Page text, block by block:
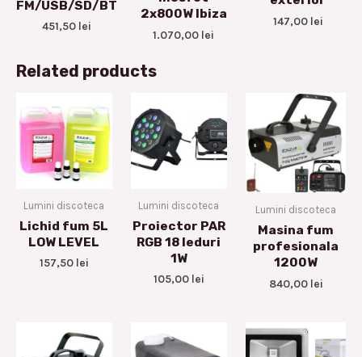
FM/USB/SD/BT
451,50 lei
2x800W Ibiza
1.070,00 lei
147,00 lei
Related products
Lumini discoteca
Lichid fum 5L
LOW LEVEL
157,50 lei
Lumini discoteca
Proiector PAR
RGB 18 leduri
1W
105,00 lei
Lumini discoteca
Masina fum
profesionala
1200W
840,00 lei